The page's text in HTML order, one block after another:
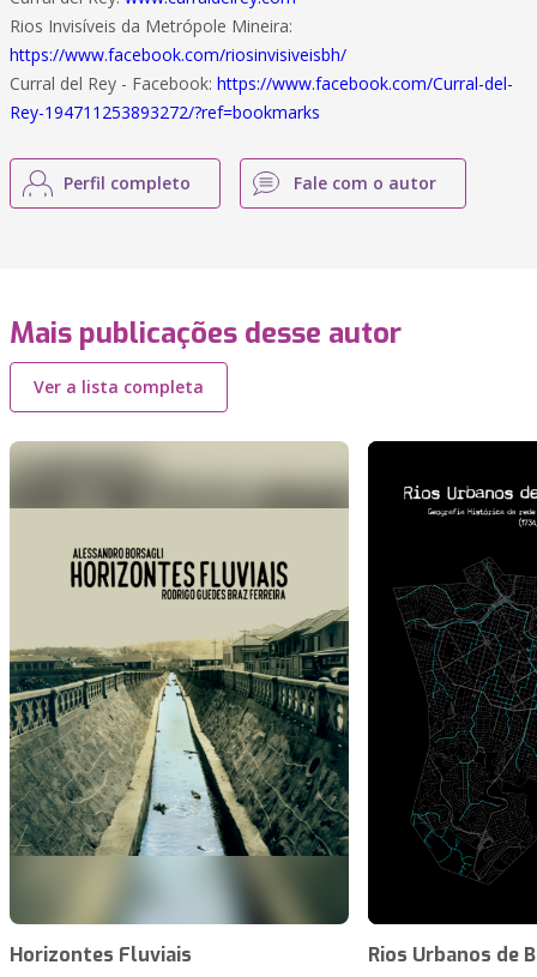
Rios Invisíveis da Metrópole Mineira:
https://www.facebook.com/riosinvisiveisbh/
Curral del Rey - Facebook: https://www.facebook.com/Curral-del-
Rey-194711253893272/?ref=bookmarks
Perfil completo Fale com o autor
Mais publicações desse autor
Ver a lista completa
Horizontes Fluviais Rios Urbanos de